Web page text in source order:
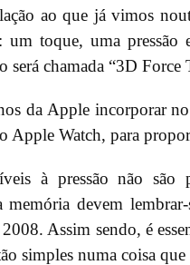
ao que já vimos
um toque, uma pressão
será chamada “3D Force
da Apple incorporar
Apple Watch, para
à pressão não
devem
Assim sendo, é
simples numa coisa